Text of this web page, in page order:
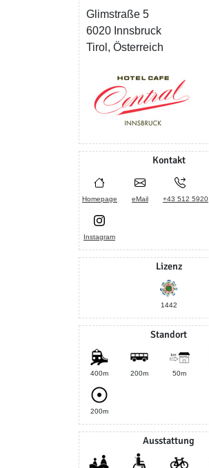
Glimstraße 5
6020 Innsbruck
Tirol, Österreich
Kontakt
Homepage eMail +43 512 5920
Instagram
Lizenz
1442
Standort
400m 200m 50m
200m
Ausstattung